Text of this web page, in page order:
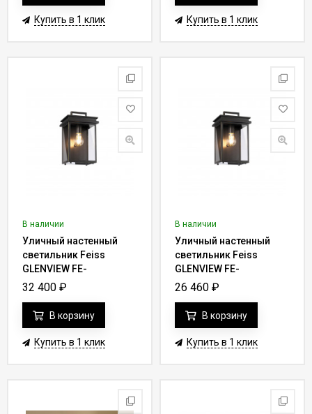
Купить в 1 клик Купить в 1 клик
В наличии
Уличный настенный
светильник Feiss
GLENVIEW FE-
GLENVIEW-M
32 400 ₽
В корзину
Купить в 1 клик
В наличии
Уличный настенный
светильник Feiss
GLENVIEW FE-
GLENVIEW-S
26 460 ₽
В корзину
Купить в 1 клик